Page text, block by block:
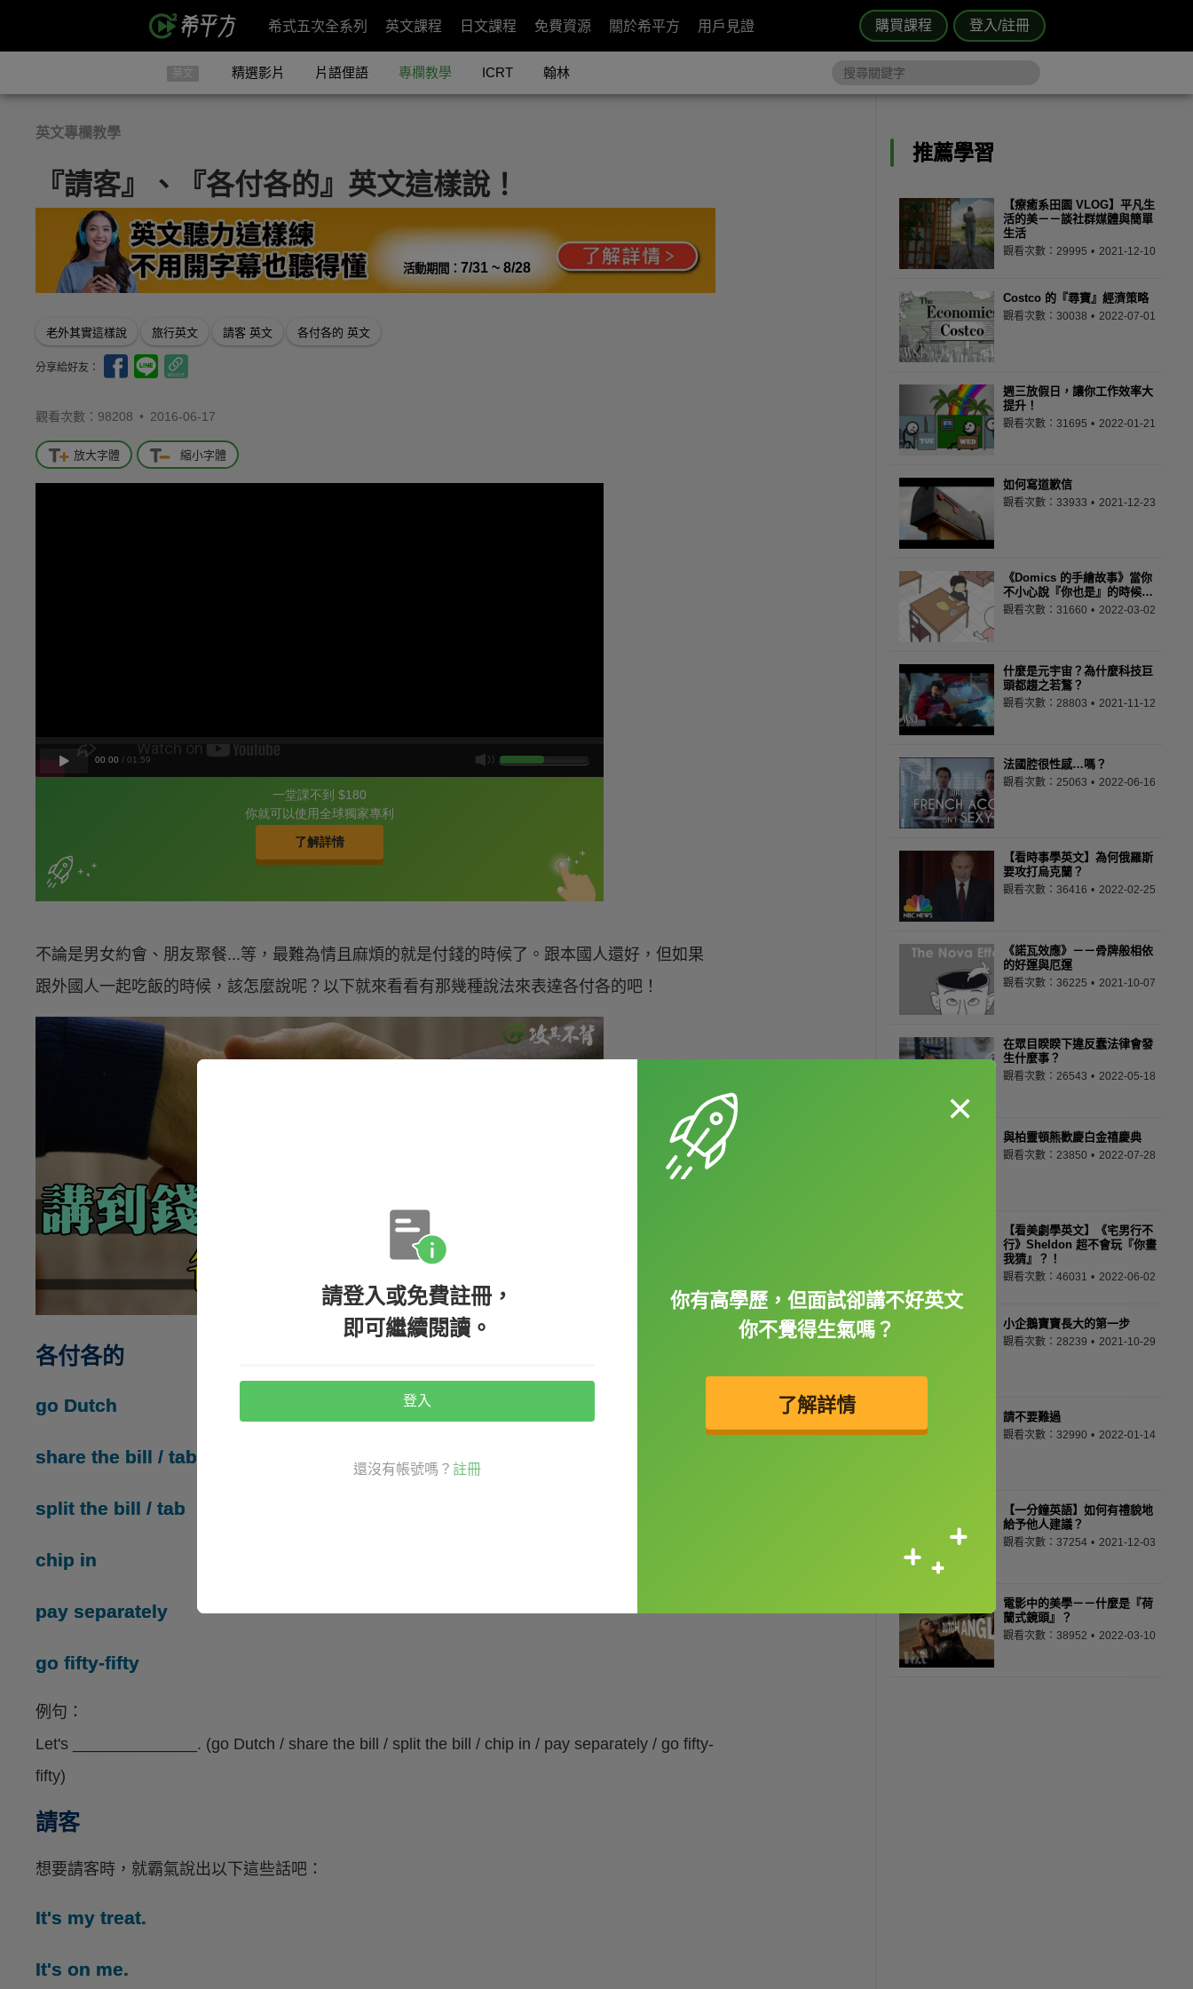
購買課程 登入/註冊
希式五次全系列 英文課程 日文課程 免費資源 關於希平方 用戶見證
英文 精選影片 片語俚語 專欄教學 ICRT 翰林
英文專欄教學
『請客』、『各付各的』英文這樣說！
活動期間： 7/31 ~ 8/28
老外其實這樣說 旅行英文 請客 英文 各付各的 英文
分享給好友：
觀看次數：98208 • 2016-06-17
放大字體 縮小字體
不論是男女約會、朋友聚餐...等，最難為情且麻煩的就是付錢的時候了。跟本國人還好，但如果
跟外國人一起吃飯的時候，該怎麼說呢？以下就來看看有那幾種說法來表達各付各的吧！
各付各的
go Dutch
share the bill / tab
split the bill / tab
chip in
pay separately
go fifty-fifty
例句：
Let's ______________. (go Dutch / share the bill / split the bill / chip in / pay separately / go fifty-
fifty)
請客
想要請客時，就霸氣說出以下這些話吧：
It's my treat.
It's on me.
推薦學習
【療癒系田園 VLOG】平凡生
活的美－－談社群媒體與簡單
生活
觀看次數：29995 2021-12-10
Costco 的『尋寶』經濟策略
觀看次數：30038 2022-07-01
週三放假日，讓你工作效率大
提升！
觀看次數：31695 2022-01-21
如何寫道歉信
觀看次數：33933 2021-12-23
《Domics 的手繪故事》當你
不小心說『你也是』的時候…
觀看次數：31660 2022-03-02
什麼是元宇宙？為什麼科技巨
頭都趨之若鶩？
觀看次數：28803 2021-11-12
法國腔很性感…嗎？
觀看次數：25063 2022-06-16
【看時事學英文】為何俄羅斯
要攻打烏克蘭？
觀看次數：36416 2022-02-25
《諾瓦效應》－－骨牌般相依
的好運與厄運
觀看次數：36225 2021-10-07
在眾目睽睽下違反蠢法律會發
生什麼事？
觀看次數：26543 2022-05-18
與柏靈頓熊歡慶白金禧慶典
觀看次數：23850 2022-07-28
【看美劇學英文】《宅男行不
行》Sheldon 超不會玩『你畫
我猜』？！
觀看次數：46031 2022-06-02
小企鵝寶寶長大的第一步
觀看次數：28239 2021-10-29
請不要難過
觀看次數：32990 2022-01-14
【一分鐘英語】如何有禮貌地
給予他人建議？
觀看次數：37254 2021-12-03
電影中的美學－－什麼是『荷
蘭式鏡頭』？
觀看次數：38952 2022-03-10
×
請登入或免費註冊，
即可繼續閱讀。
登入
還沒有帳號嗎？ 註冊
你有高學歷，但面試卻講不好英文
你不覺得生氣嗎？
了解詳情